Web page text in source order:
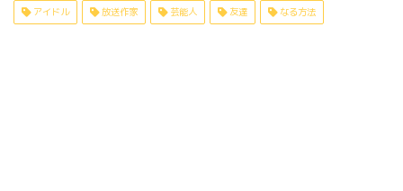
アイドル 放送作家 芸能人 友達 なる方法